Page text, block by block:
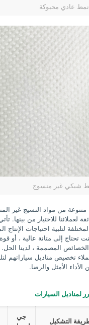
نمط عادي محبوكة
شبكي غير منسوج
من مواد النسيج غير
لعملائنا للاختيار من بينها.
لتلبية احتياجات الإنتاج
تحتاج إلى متانة عالية ، أو قوة
الخصائص المصممة ، لدينا الحل.
تخصيص مناديل سياراتهم
الأمثل والرضا.
لمناديل السيارات
التشكيل
جي